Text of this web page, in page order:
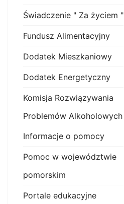
Świadczenie " Za życiem "
Fundusz Alimentacyjny
Dodatek Mieszkaniowy
Dodatek Energetyczny
Komisja Rozwiązywania
Problemów Alkoholowych
Informacje o pomocy
Pomoc w województwie
pomorskim
Portale edukacyjne